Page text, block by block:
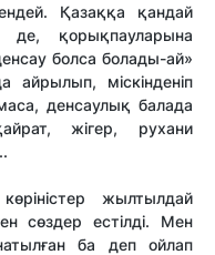
Қазаққа қандай
де, қорықпауларына
болса болады-ай»
айрылып, міскінденіп
денсаулық балада
жігер, рухани
жылтылдай
сөздер естілді. Мен
ба деп ойлап